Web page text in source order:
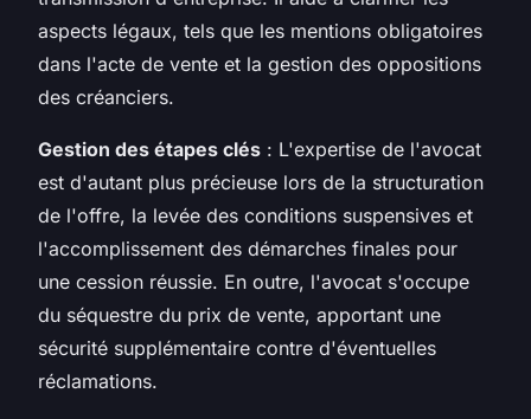
aspects légaux, tels que les mentions obligatoires
dans l'acte de vente et la gestion des oppositions
des créanciers.
Gestion des étapes clés : L'expertise de l'avocat
est d'autant plus précieuse lors de la structuration
de l'offre, la levée des conditions suspensives et
l'accomplissement des démarches finales pour
une cession réussie. En outre, l'avocat s'occupe
du séquestre du prix de vente, apportant une
sécurité supplémentaire contre d'éventuelles
réclamations.